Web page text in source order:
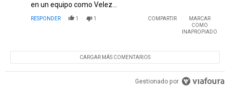
en un equipo como Velez...
RESPONDER 1 1 COMPARTIR
MARCAR
COMO
INAPROPIADO
CARGAR MÁS COMENTARIOS
Gestionado por